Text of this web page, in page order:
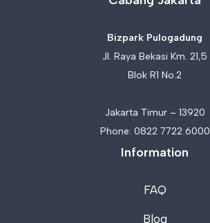
Bizpark Pulogadung
Jl. Raya Bekasi Km. 21,5
Blok R1 No.2
Jakarta Timur – 13920
Phone: 0822 7722 6000
Information
FAQ
Blog